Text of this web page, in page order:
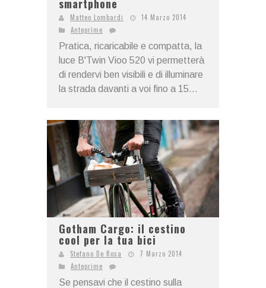
smartphone
Matteo Lombardi
14 Marzo 2014
Anteprime
Pratica, ricaricabile e compatta, la
luce B'Twin Vioo 520 vi permetterà
di rendervi ben visibili e di illuminare
la strada davanti a voi fino a 15...
Gotham Cargo: il cestino
cool per la tua bici
Stefano De Rosa
7 Marzo 2014
Anteprime
Se pensavi che il cestino sulla